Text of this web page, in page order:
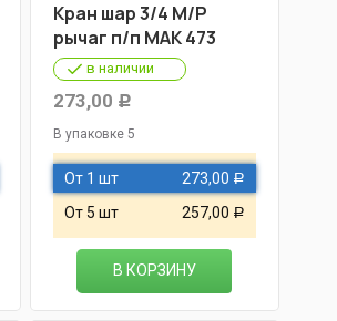
Кран шар 3/4 М/Р
рычаг п/п МАК 473
в наличии
273,00 Р
В упаковке 5
От 1 шт 273,00 Р
От 5 шт 257,00 Р
В КОРЗИНУ